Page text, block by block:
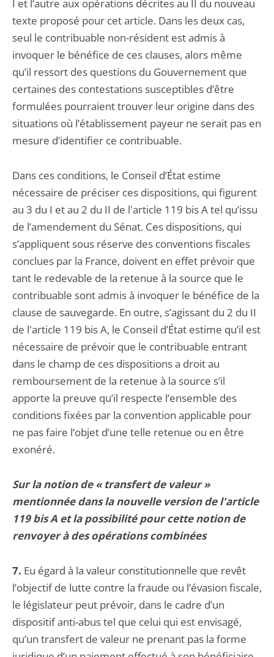
I et l’autre aux opérations décrites au II du nouveau
texte proposé pour cet article. Dans les deux cas,
seul le contribuable non-résident est admis à
invoquer le bénéfice de ces clauses, alors même
qu’il ressort des questions du Gouvernement que
certaines des contestations susceptibles d’être
formulées pourraient trouver leur origine dans des
situations où l’établissement payeur ne serait pas en
mesure d’identifier ce contribuable.
Dans ces conditions, le Conseil d’État estime
nécessaire de préciser ces dispositions, qui figurent
au 3 du I et au 2 du II de l'article 119 bis A tel qu’issu
de l’amendement du Sénat. Ces dispositions, qui
s’appliquent sous réserve des conventions fiscales
conclues par la France, doivent en effet prévoir que
tant le redevable de la retenue à la source que le
contribuable sont admis à invoquer le bénéfice de la
clause de sauvegarde. En outre, s’agissant du 2 du II
de l'article 119 bis A, le Conseil d’État estime qu’il est
nécessaire de prévoir que le contribuable entrant
dans le champ de ces dispositions a droit au
remboursement de la retenue à la source s’il
apporte la preuve qu’il respecte l’ensemble des
conditions fixées par la convention applicable pour
ne pas faire l’objet d’une telle retenue ou en être
exonéré.
Sur la notion de « transfert de valeur »
mentionnée dans la nouvelle version de l'article
119 bis A et la possibilité pour cette notion de
renvoyer à des opérations combinées
7. Eu égard à la valeur constitutionnelle que revêt
l’objectif de lutte contre la fraude ou l’évasion fiscale,
le législateur peut prévoir, dans le cadre d’un
dispositif anti-abus tel que celui qui est envisagé,
qu’un transfert de valeur ne prenant pas la forme